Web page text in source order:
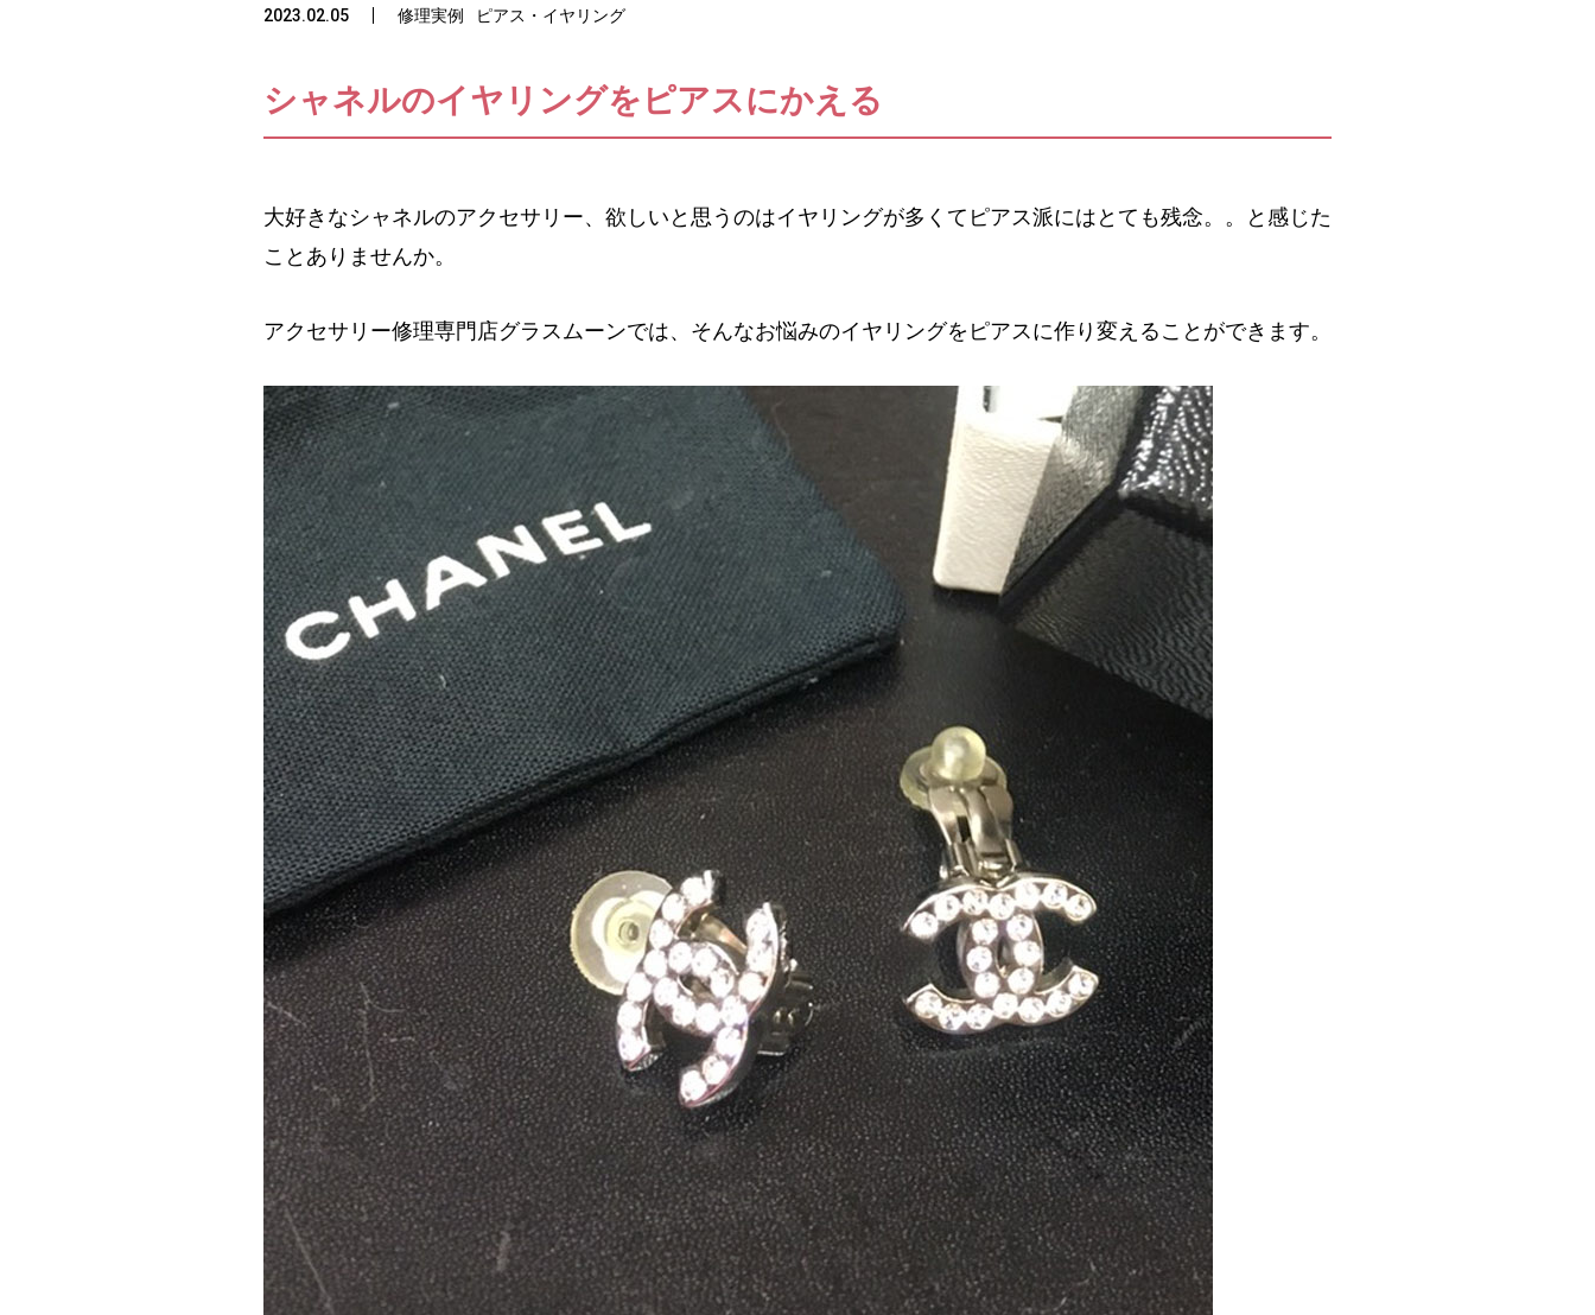
2023.02.05 修理実例 ピアス・イヤリング
シャネルのイヤリングをピアスにかえる
大好きなシャネルのアクセサリー、欲しいと思うのはイヤリングが多くてピアス派にはとても残念。。と感じた
ことありませんか。
アクセサリー修理専門店グラスムーンでは、そんなお悩みのイヤリングをピアスに作り変えることができます。